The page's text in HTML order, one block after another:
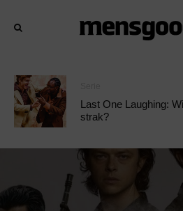
Last One Laughing:
strak?